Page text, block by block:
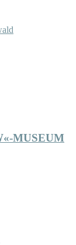
MUSEUM